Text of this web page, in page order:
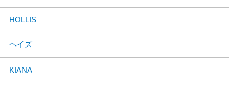
HOLLIS
ヘイズ
KIANA